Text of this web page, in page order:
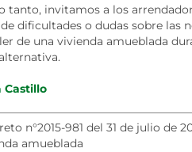
tanto, invitamos a los
dificultades o dudas sobre las
de una vivienda amueblada
Castillo
n°2015-981 del 31 de julio de
amueblada